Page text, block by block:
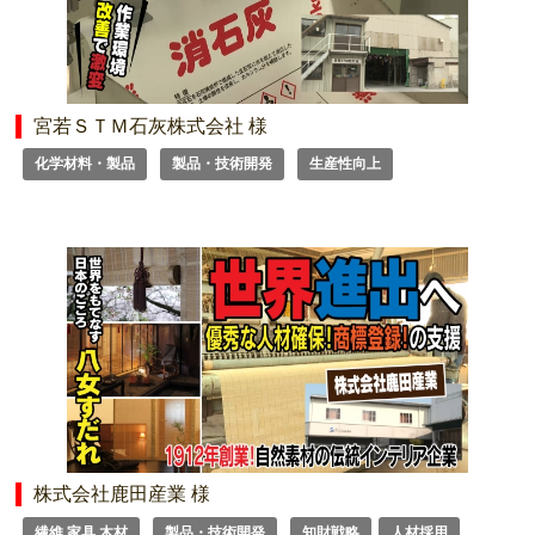
宮若ＳＴＭ石灰株式会社 様
化学材料・製品 製品・技術開発 生産性向上
株式会社鹿田産業 様